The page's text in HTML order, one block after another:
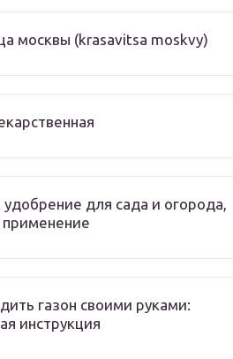
москвы (krasavitsa moskvy)
удобрение для сада и огорода,
применение
газон своими руками:
инструкция